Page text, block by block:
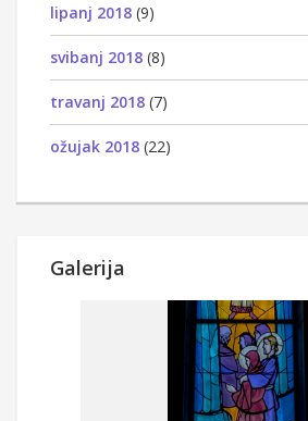
lipanj 2018 (9)
svibanj 2018 (8)
travanj 2018 (7)
ožujak 2018 (22)
Galerija